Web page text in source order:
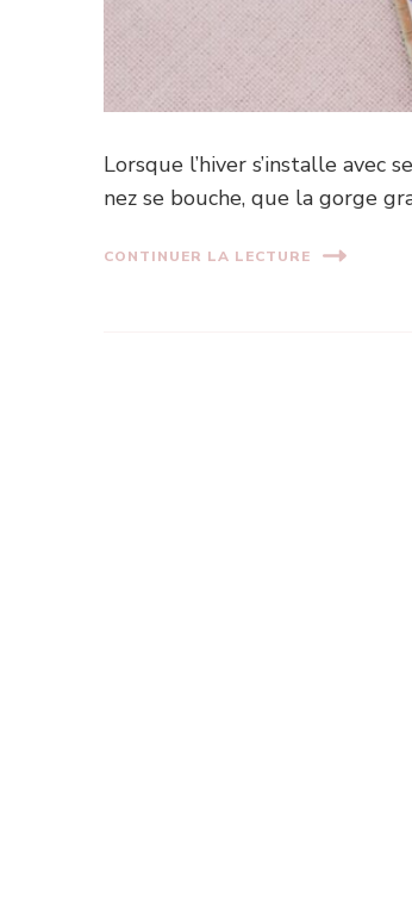
Lorsque l’hiver s’installe avec
nez se bouche, que la gorge
CONTINUER LA LECTURE